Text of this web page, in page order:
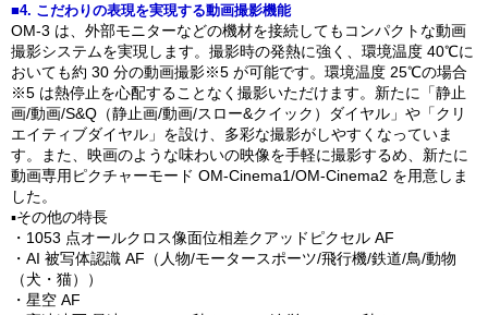
■4. こだわりの表現を実現する動画撮影機能
OM-3 は、外部モニターなどの機材を接続してもコンパクトな動画
撮影システムを実現します。撮影時の発熱に強く、環境温度 40℃に
おいても約 30 分の動画撮影※5 が可能です。環境温度 25℃の場合
※5 は熱停止を心配することなく撮影いただけます。新たに「静止
画/動画/S&Q（静止画/動画/スロー&クイック）ダイヤル」や「クリ
エイティブダイヤル」を設け、多彩な撮影がしやすくなっていま
す。また、映画のような味わいの映像を手軽に撮影するめ、新たに
動画専用ピクチャーモード OM-Cinema1/OM-Cinema2 を用意しま
した。
▪その他の特長
・1053 点オールクロス像面位相差クアッドピクセル AF
・AI 被写体認識 AF（人物/モータースポーツ/飛行機/鉄道/鳥/動物
（犬・猫））
・星空 AF